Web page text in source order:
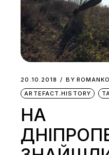
20.10.2018 BY
ARTEFACT.HISTORY
НА